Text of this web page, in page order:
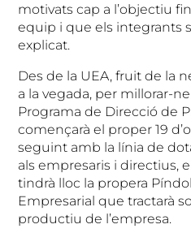
motivats cap a l’objectiu
equip i que els integrants
explicat.
Des de la UEA, fruit de la
a la vegada, per millorar-
Programa de Direcció de
començarà el proper 19
seguint amb la línia de
als empresaris i directius,
tindrà lloc la propera
Empresarial que tractarà
productiu de l’empresa.